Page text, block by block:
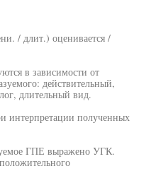
/ длит.) оценивается /
в зависимости от
действительный,
длительный вид.
интерпретации полученных
ГПЕ выражено УГК.